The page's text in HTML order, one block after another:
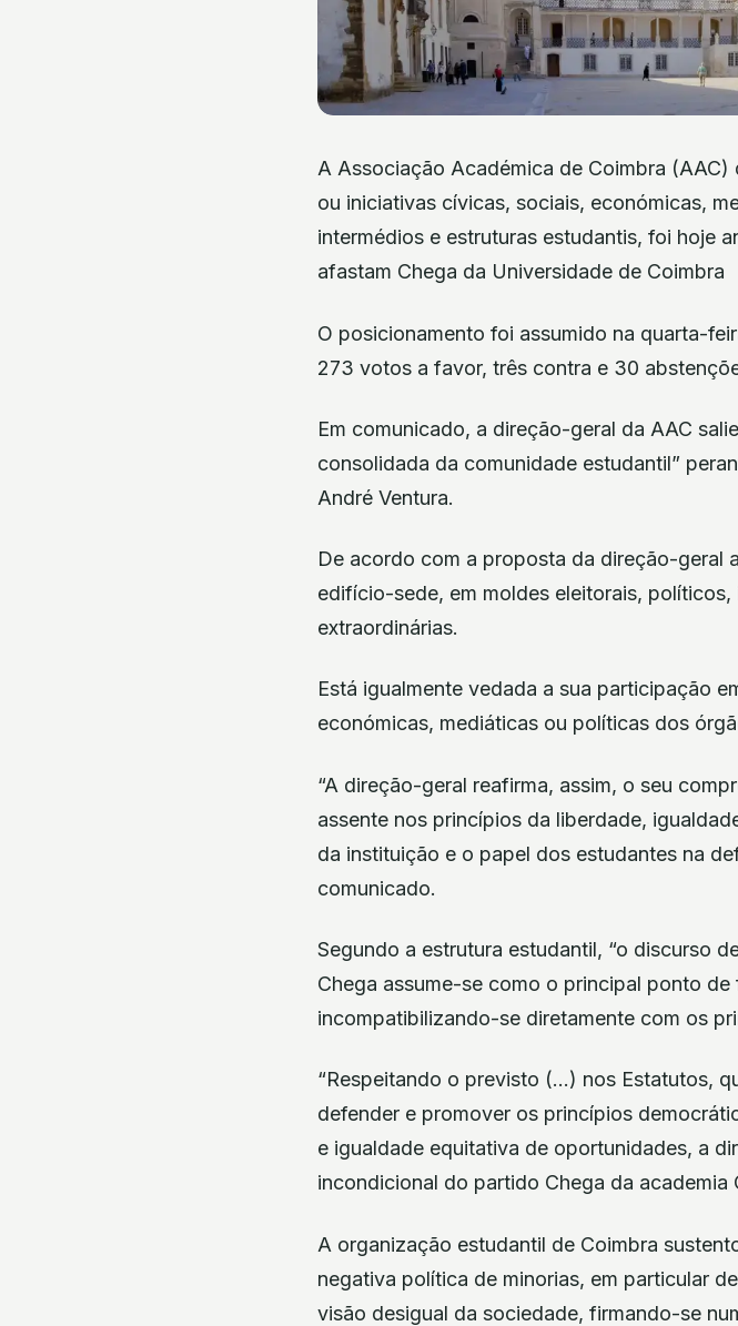
A Associação Académica de Coimbra
ou iniciativas cívicas, sociais, económicas,
intermédios e estruturas estudantis, foi hoje
afastam Chega da Universidade de Coimbra
O posicionamento foi assumido na quarta-
273 votos a favor, três contra e 30
Em comunicado, a direção-geral da AAC
consolidada da comunidade estudantil”
André Ventura.
De acordo com a proposta da direção-geral
edifício-sede, em moldes eleitorais,
extraordinárias.
Está igualmente vedada a sua participação
económicas, mediáticas ou políticas dos
“A direção-geral reafirma, assim, o seu
assente nos princípios da liberdade,
da instituição e o papel dos estudantes na
comunicado.
Segundo a estrutura estudantil, “o discurso
Chega assume-se como o principal ponto
incompatibilizando-se diretamente com os
“Respeitando o previsto (…) nos Estatutos,
defender e promover os princípios
e igualdade equitativa de oportunidades, a
incondicional do partido Chega da academia
A organização estudantil de Coimbra
negativa política de minorias, em particular
visão desigual da sociedade, firmando-se